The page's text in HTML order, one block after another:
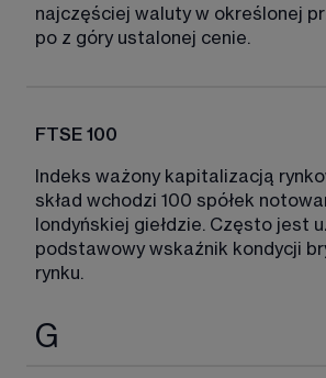
najczęściej waluty w określonej
po z góry ustalonej cenie.
FTSE 100
Indeks ważony kapitalizacją
skład wchodzi 100 spółek
londyńskiej giełdzie. Często jest
podstawowy wskaźnik kondycji
rynku.
G